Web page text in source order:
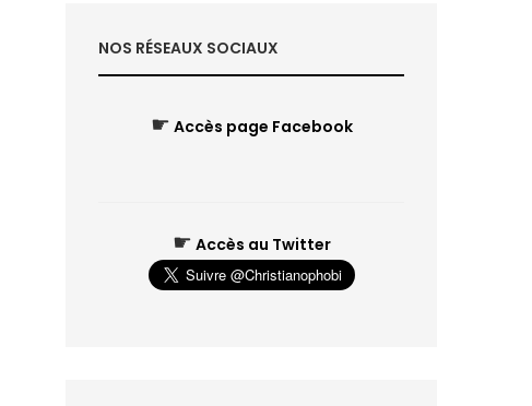
NOS RÉSEAUX SOCIAUX
☛ Accès page Facebook
☛ Accès au Twitter